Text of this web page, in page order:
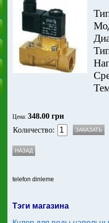
Цена: 348.00 грн
Количество:
telefon dinleme
Тэги магазина